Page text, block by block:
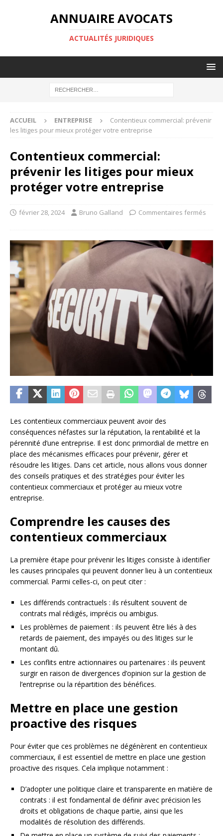
ANNUAIRE AVOCATS
ACTUALITÉS JURIDIQUES
ACCUEIL ENTREPRISE
Contentieux commercial: prévenir
les litiges pour mieux protéger votre entreprise
Contentieux commercial:
prévenir les litiges pour mieux
protéger votre entreprise
février 28, 2024 Bruno Galland Commentaires fermés
Les contentieux commerciaux peuvent avoir des
conséquences néfastes sur la réputation, la rentabilité et la
pérennité d’une entreprise. Il est donc primordial de mettre en
place des mécanismes efficaces pour prévenir, gérer et
résoudre les litiges. Dans cet article, nous allons vous donner
des conseils pratiques et des stratégies pour éviter les
contentieux commerciaux et protéger au mieux votre
entreprise.
Comprendre les causes des
contentieux commerciaux
La première étape pour prévenir les litiges consiste à identifier
les causes principales qui peuvent donner lieu à un contentieux
commercial. Parmi celles-ci, on peut citer :
Les différends contractuels : ils résultent souvent de
contrats mal rédigés, imprécis ou ambigus.
Les problèmes de paiement : ils peuvent être liés à des
retards de paiement, des impayés ou des litiges sur le
montant dû.
Les conflits entre actionnaires ou partenaires : ils peuvent
surgir en raison de divergences d’opinion sur la gestion de
l’entreprise ou la répartition des bénéfices.
Mettre en place une gestion
proactive des risques
Pour éviter que ces problèmes ne dégénèrent en contentieux
commerciaux, il est essentiel de mettre en place une gestion
proactive des risques. Cela implique notamment :
D’adopter une politique claire et transparente en matière de
contrats : il est fondamental de définir avec précision les
droits et obligations de chaque partie, ainsi que les
modalités de résolution des différends.